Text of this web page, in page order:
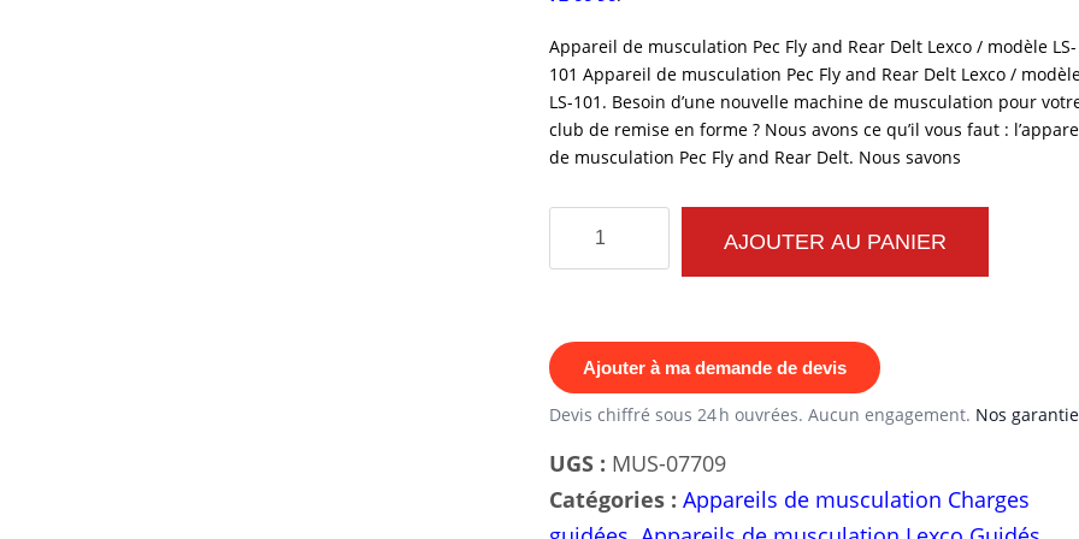
Appareil de musculation Pec Fly and Rear Delt Lexco / modèle LS-
101 Appareil de musculation Pec Fly and Rear Delt Lexco /
LS-101. Besoin d’une nouvelle machine de musculation pour
club de remise en forme ? Nous avons ce qu’il vous faut :
de musculation Pec Fly and Rear Delt. Nous savons
quantité
de
musculation
Pec
and
Rear
AJOUTER AU PANIER
Ajouter à ma demande de devis
Devis chiffré sous 24 h ouvrées. Aucun engagement. Nos
UGS : MUS-07709
Catégories : Appareils de musculation Charges